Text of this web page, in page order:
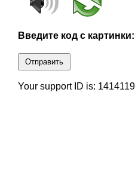
Введите код с картинки:
Отправить
Your support ID is: